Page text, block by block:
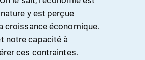
y est perçue
croissance économique.
notre capacité à
ces contraintes.